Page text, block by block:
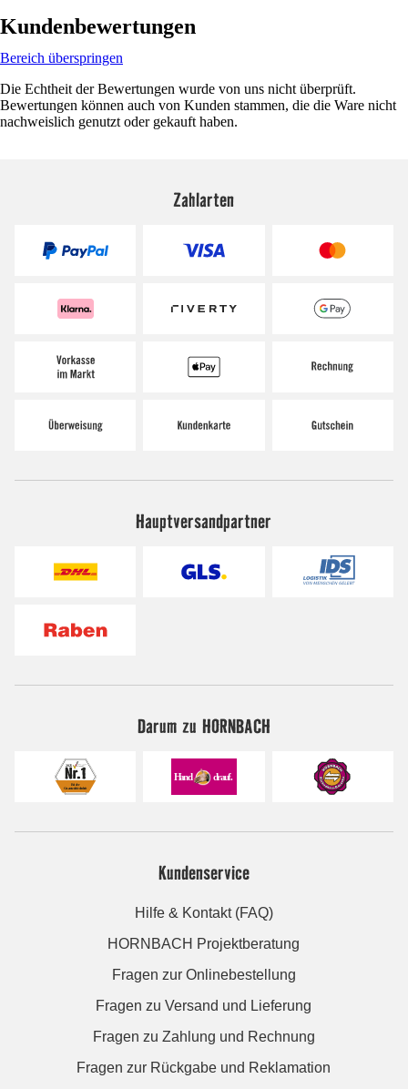
Kundenbewertungen
Bereich überspringen
Die Echtheit der Bewertungen wurde von uns nicht überprüft.
Bewertungen können auch von Kunden stammen, die die Ware nicht
nachweislich genutzt oder gekauft haben.
Zahlarten
Hauptversandpartner
Darum zu HORNBACH
Kundenservice
Hilfe & Kontakt (FAQ)
HORNBACH Projektberatung
Fragen zur Onlinebestellung
Fragen zu Versand und Lieferung
Fragen zu Zahlung und Rechnung
Fragen zur Rückgabe und Reklamation